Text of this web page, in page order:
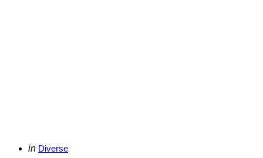
Categories
Posted
in Diverse